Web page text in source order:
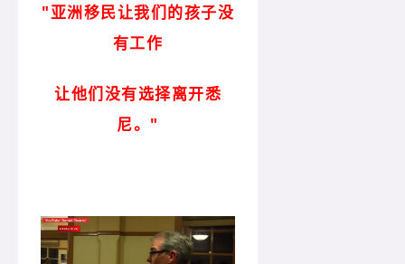
"亚洲移民让我们的孩子没
有工作
让他们没有选择离开悉
尼。"